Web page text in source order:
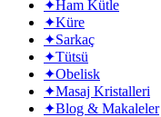
✦Ham Kütle
✦Küre
✦Sarkaç
✦Tütsü
✦Obelisk
✦Masaj Kristalleri
✦Blog & Makaleler